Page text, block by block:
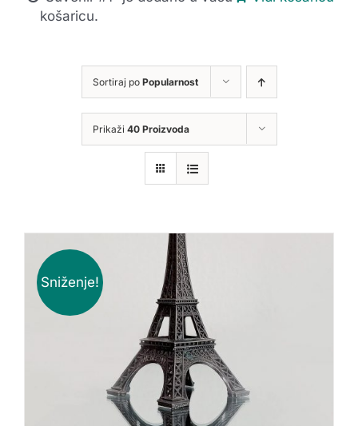
košaricu.
Sortiraj po Popularnost
Prikaži 40 Proizvoda
Sniženje!